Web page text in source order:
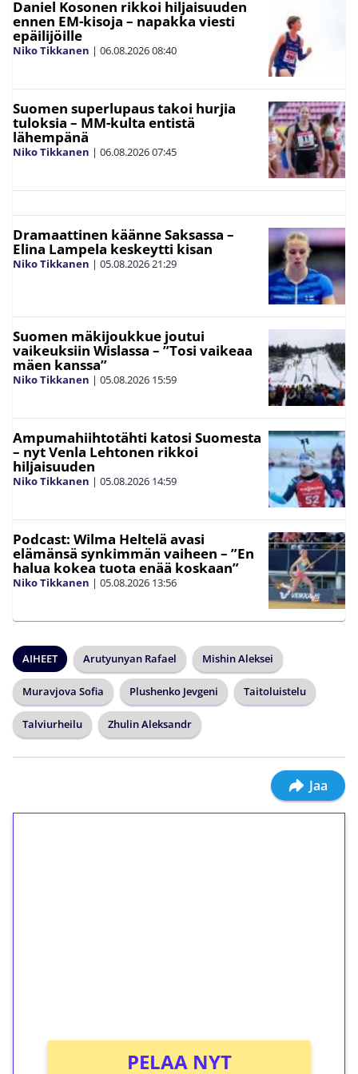
Daniel Kosonen rikkoi hiljaisuuden
ennen EM-kisoja – napakka viesti
epäilijöille
Niko Tikkanen | 06.08.202608:40
Suomen superlupaus takoi hurjia
tuloksia – MM-kulta entistä
lähempänä
Niko Tikkanen | 06.08.202607:45
Dramaattinen käänne Saksassa –
Elina Lampela keskeytti kisan
Niko Tikkanen | 05.08.202621:29
Suomen mäkijoukkue joutui
vaikeuksiin Wislassa – ”Tosi vaikeaa
mäen kanssa”
Niko Tikkanen | 05.08.2026 15:59
Ampumahiihtotähti katosi Suomesta
– nyt Venla Lehtonen rikkoi
hiljaisuuden
Niko Tikkanen | 05.08.2026 14:59
Podcast: Wilma Heltelä avasi
elämänsä synkimmän vaiheen – ”En
halua kokea tuota enää koskaan”
Niko Tikkanen | 05.08.2026 13:56
AIHEET Arutyunyan Rafael Mishin Aleksei
Muravjova Sofia Plushenko Jevgeni Taitoluistelu
Talviurheilu Zhulin Aleksandr
Jaa
PELAA NYT